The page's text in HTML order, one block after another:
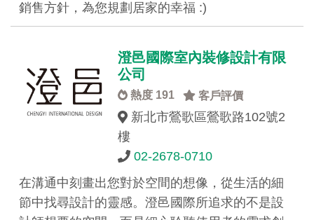
銷售方針，為您規劃居家的幸福 :)
澄邑國際室內裝修設計有限
公司
熱度 191 客戶評價
新北市鶯歌區鶯歌路102號2
樓
02-2678-0710
在溝通中刻畫出您對於空間的想像，從生活的細
節中找尋設計的靈感。澄邑國際所追求的不是設